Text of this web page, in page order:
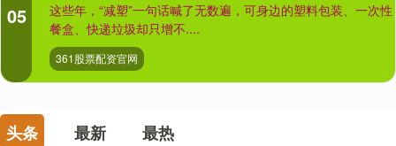
05
这些年，“减塑”一句话喊了无数遍，可身边的塑料包装、一次性
餐盒、快递垃圾却只增不....
361股票配资官网
头条 最新 最热